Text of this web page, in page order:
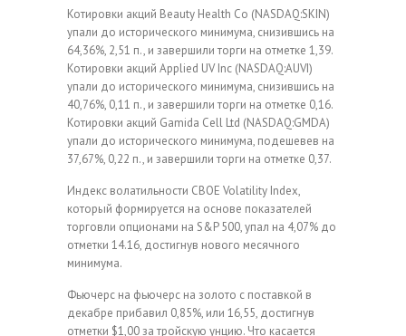
Котировки акций Beauty Health Co (NASDAQ:SKIN)
упали до исторического минимума, снизившись на
64,36%, 2,51 п., и завершили торги на отметке 1,39.
Котировки акций Applied UV Inc (NASDAQ:AUVI)
упали до исторического минимума, снизившись на
40,76%, 0,11 п., и завершили торги на отметке 0,16.
Котировки акций Gamida Cell Ltd (NASDAQ:GMDA)
упали до исторического минимума, подешевев на
37,67%, 0,22 п., и завершили торги на отметке 0,37.
Индекс волатильности CBOE Volatility Index,
который формируется на основе показателей
торговли опционами на S&P 500, упал на 4,07% до
отметки 14.16, достигнув нового месячного
минимума.
Фьючерс на фьючерс на золото с поставкой в
декабре прибавил 0,85%, или 16,55, достигнув
отметки $1,00 за тройскую унцию. Что касается